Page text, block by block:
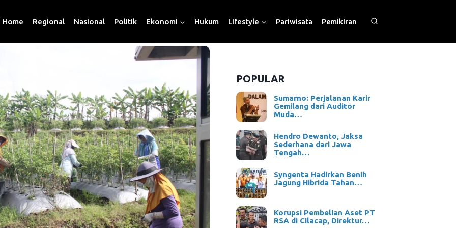
Home Regional Nasional Politik Ekonomi Hukum Lifestyle Pariwisata Pemikiran
POPULAR
Sumarno: Perjalanan Karir
Gemilang dari Auditor
Muda…
Hendro Dewanto, Jaksa
Sederhana dari Jawa
Tengah…
Syngenta Hadirkan Benih
Jagung Hibrida Tahan…
Korupsi Pembelian Aset PT
RSA di Cilacap, Direktur…